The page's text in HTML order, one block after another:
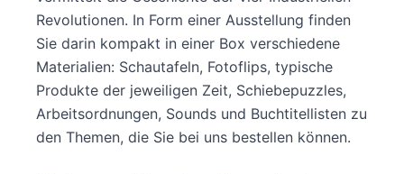
Revolutionen. In Form einer Ausstellung finden
Sie darin kompakt in einer Box verschiedene
Materialien: Schautafeln, Fotoflips, typische
Produkte der jeweiligen Zeit, Schiebepuzzles,
Arbeitsordnungen, Sounds und Buchtitellisten zu
den Themen, die Sie bei uns bestellen können.